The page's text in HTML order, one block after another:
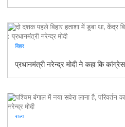
बिहार
प्रधानमंत्री नरेन्द्र मोदी ने कहा कि
राज्य